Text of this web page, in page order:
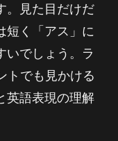
。見た目だけだ
短く「アス」に
いでしょう。ラ
トでも見かける
英語表現の理解